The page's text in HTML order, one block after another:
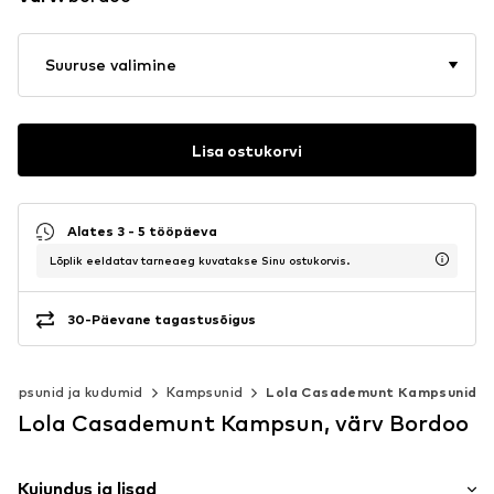
Suuruse valimine
Lisa ostukorvi
Alates 3 - 5 tööpäeva
Lõplik eeldatav tarneaeg kuvatakse Sinu ostukorvis.
30-Päevane tagastusõigus
ja kudumid Kampsunid Lola Casademunt Kampsunid
Lola Casademunt Kampsun, värv Bordoo
Kujundus ja lisad